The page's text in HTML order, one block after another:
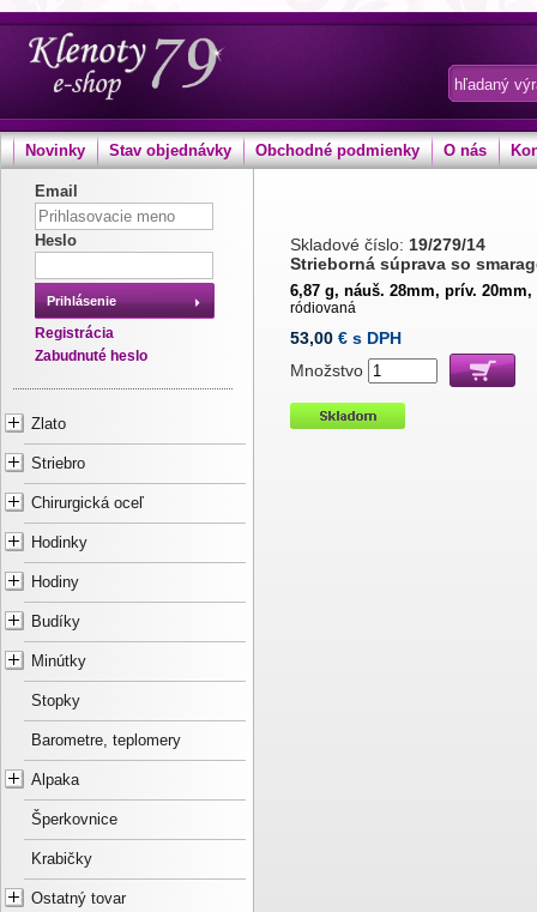
Novinky Stav objednávky Obchodné podmienky O nás
Email
Heslo
Prihlásenie
Registrácia
Zabudnuté heslo
Zlato
Striebro
Chirurgická oceľ
Hodinky
Hodiny
Budíky
Minútky
Stopky
Barometre, teplomery
Alpaka
Šperkovnice
Krabičky
Ostatný tovar
Skladové číslo: 19/279/14
Strieborná súprava so
6,87 g, náuš. 28mm, prív. 20mm,
ródiovaná
53,00 € s DPH
Množstvo